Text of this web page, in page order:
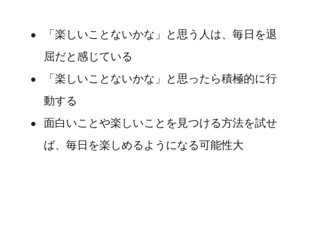
「楽しいことないかな」と思う人は、毎日を退
屈だと感じている
「楽しいことないかな」と思ったら積極的に行
動する
面白いことや楽しいことを見つける方法を試せ
ば、毎日を楽しめるようになる可能性大